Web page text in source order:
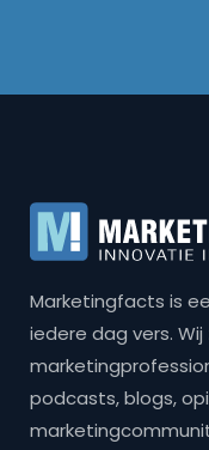
Marketingfacts is
iedere dag vers.
podcasts, blogs,